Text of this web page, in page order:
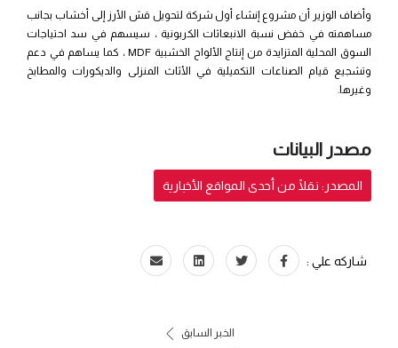
وأضاف الوزير أن مشروع إنشاء أول شركة لتحويل قش الأرز إلى أخشاب بجانب
مساهمته في خفض نسبة الانبعاثات الكربونية ، سيسهم في سد احتياجات
السوق المحلية المتزايدة من إنتاج الألواح الخشبية MDF ، كما يساهم في دعم
وتشجيع قيام الصناعات التكميلية في الأثاث المنزلى والديكورات والمطابخ
وغيرها.
مصدر البيانات
المصدر: نقلًا من أحدى المواقع الأخبارية
شاركه علي :
الخبر السابق